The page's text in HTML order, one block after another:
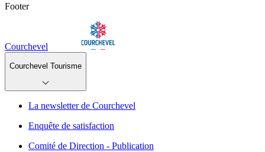
Footer
Courchevel
Courchevel Tourisme
La newsletter de Courchevel
Enquête de satisfaction
Comité de Direction - Publication